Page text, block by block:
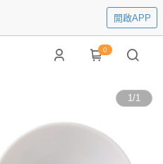
開啟APP
0
1/1